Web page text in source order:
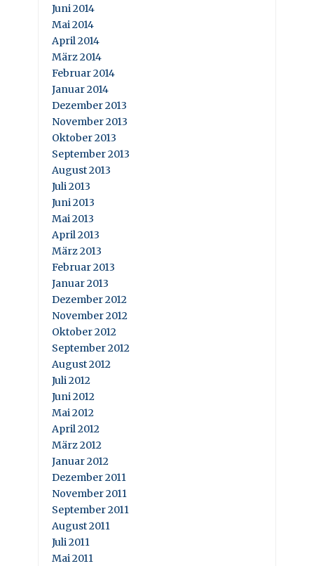
Juni 2014
Mai 2014
April 2014
März 2014
Februar 2014
Januar 2014
Dezember 2013
November 2013
Oktober 2013
September 2013
August 2013
Juli 2013
Juni 2013
Mai 2013
April 2013
März 2013
Februar 2013
Januar 2013
Dezember 2012
November 2012
Oktober 2012
September 2012
August 2012
Juli 2012
Juni 2012
Mai 2012
April 2012
März 2012
Januar 2012
Dezember 2011
November 2011
September 2011
August 2011
Juli 2011
Mai 2011